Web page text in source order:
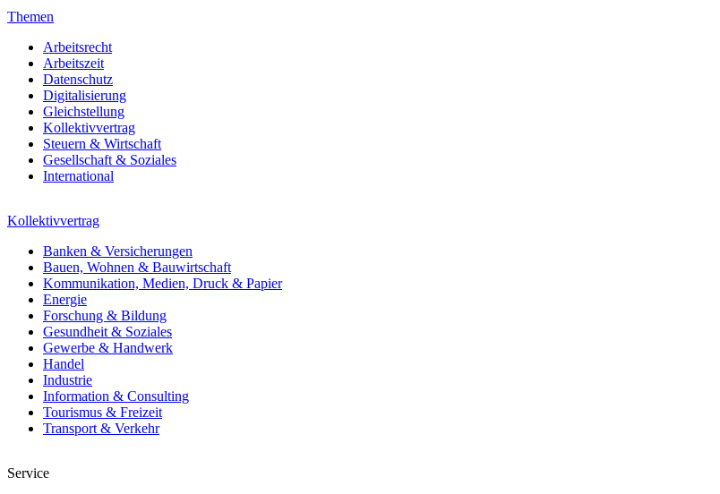
Themen
Arbeitsrecht
Arbeitszeit
Datenschutz
Digitalisierung
Gleichstellung
Kollektivvertrag
Steuern & Wirtschaft
Gesellschaft & Soziales
International
Kollektivvertrag
Banken & Versicherungen
Bauen, Wohnen & Bauwirtschaft
Kommunikation, Medien, Druck & Papier
Energie
Forschung & Bildung
Gesundheit & Soziales
Gewerbe & Handwerk
Handel
Industrie
Information & Consulting
Tourismus & Freizeit
Transport & Verkehr
Service